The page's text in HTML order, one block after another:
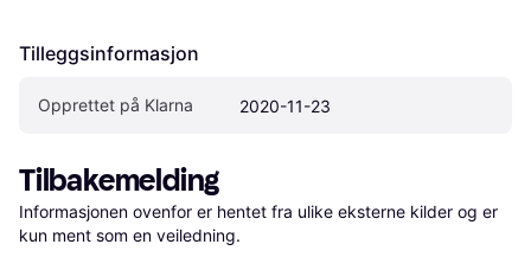
Tilleggsinformasjon
Opprettet på Klarna 2020-11-23
Tilbakemelding
Informasjonen ovenfor er hentet fra ulike eksterne kilder og er
kun ment som en veiledning.